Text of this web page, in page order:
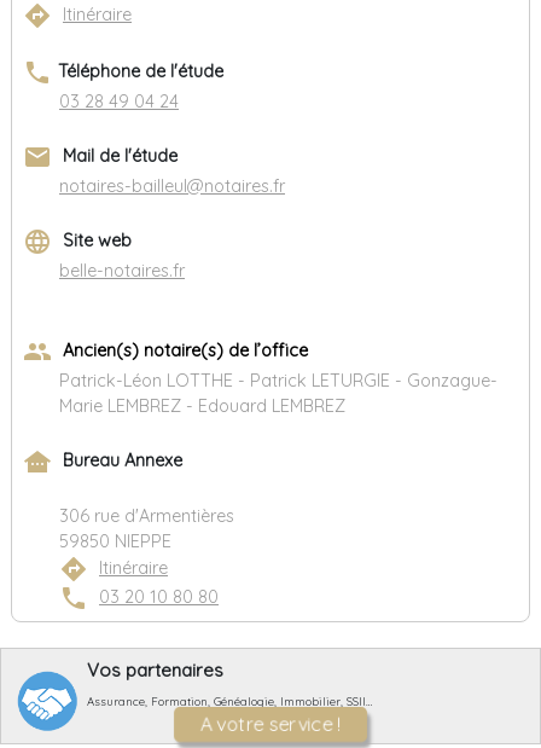
directions Itinéraire
phone Téléphone de l'étude
03 28 49 04 24
email
Mail de l'étude
notaires-bailleul@notaires.fr
language
Site web
belle-notaires.fr
group Ancien(s) notaire(s) de l’office
Patrick-Léon LOTTHE - Patrick LETURGIE - Gonzague-
Marie LEMBREZ - Edouard LEMBREZ
other_houses Bureau Annexe
306 rue d'Armentières
59850 NIEPPE
directions Itinéraire
phone 03 20 10 80 80
Vos partenaires
Assurance, Formation, Généalogie, Immobilier, SSII…
A votre service !